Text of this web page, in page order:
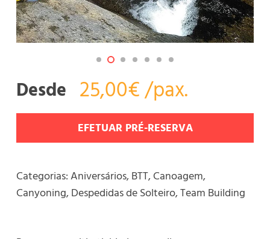
Desde 25,00€ /pax.
EFETUAR PRÉ-RESERVA
Categorias:Aniversários,BTT,Canoagem,
Canyoning,Despedidas de Solteiro,Team Building